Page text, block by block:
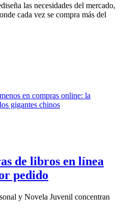
las necesidades del mercado,
cada vez se compra más del
de libros en línea
pedido
y Novela Juvenil concentran